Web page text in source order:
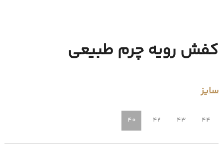
کفش رویه چرم طبیعی
سایز
44
43
42
40